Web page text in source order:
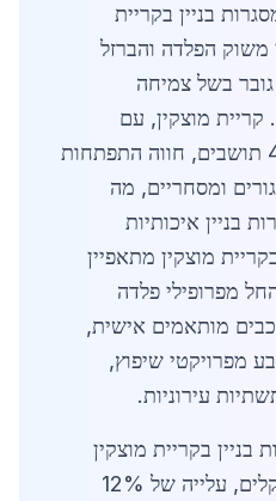
לאפריל 2026: מסגרות בניין בקריית
משוק הפלדה והברזל
בשל צמיחה
קריית מוצקין, עם
אוכלוסייה של כ-40,590 תושבים, חווה התפתחות
ומסחריים, מה
בניין איכותיות
מוצקין מתאפיין
מפרופילי פלדה
מותאמים אישית,
מפרויקטי שיפוץ,
עירוניות.
בניין בקריית מוצקין
מוערך בכ-150 מיליון שקלים, עלייה של 12%